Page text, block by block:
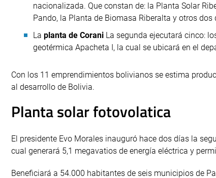
nacionalizada. Que constan de: la Planta Solar
Pando, la Planta de Biomasa Riberalta y otros
La planta de Corani La segunda ejecutará cinco:
geotérmica Apacheta I, la cual se ubicará en el
Con los 11 emprendimientos bolivianos se estima
al desarrollo de Bolivia.
Planta solar fotovolatica
El presidente Evo Morales inauguró hace dos días la
cual generará 5,1 megavatios de energía eléctrica y
Beneficiará a 54.000 habitantes de seis municipios de